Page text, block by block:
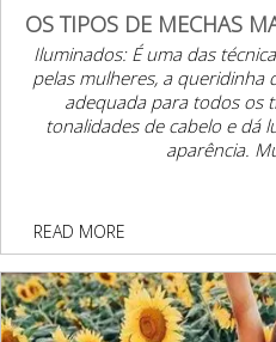
Iluminados: É uma das
pelas mulheres, a queridinha
adequada para todos os
tonalidades de cabelo e dá
aparência.
READ MORE